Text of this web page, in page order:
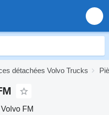
détachées Volvo Trucks
FM